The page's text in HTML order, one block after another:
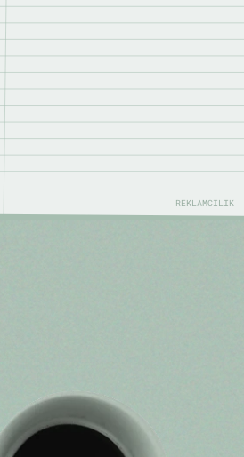
REKLAMCILIK